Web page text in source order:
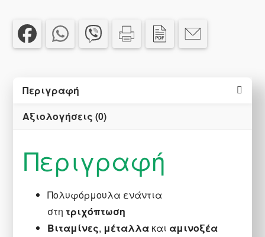
Nails
ποσότητα
Περιγραφή
Αξιολογήσεις (0)
Περιγραφή
Πολυφόρμουλα ενάντια
στη τριχόπτωση
Βιταμίνες, μέταλλα και αμινοξέα